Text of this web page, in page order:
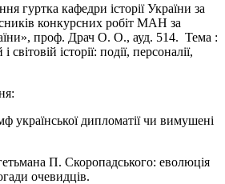
гуртка кафедри історії України за
конкурсних робіт МАН за
проф. Драч О. О., ауд. 514. Тема :
світовій історії: події, персоналії,
української дипломатії чи вимушені
П. Скоропадського: еволюція
очевидців.